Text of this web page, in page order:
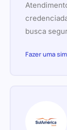
busca
Fazer uma